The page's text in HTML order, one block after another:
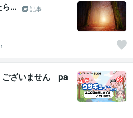
...
記事
ございません pa